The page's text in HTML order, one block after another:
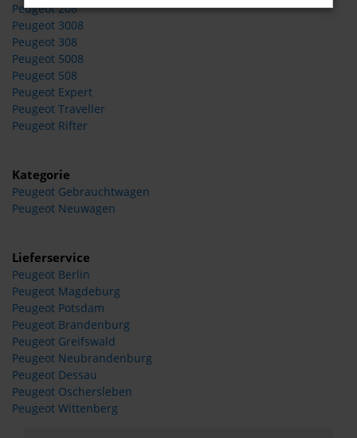
Peugeot 208
Peugeot 3008
Peugeot 308
Peugeot 5008
Peugeot 508
Peugeot Expert
Peugeot Traveller
Peugeot Rifter
Kategorie
Peugeot Gebrauchtwagen
Peugeot Neuwagen
Lieferservice
Peugeot Berlin
Peugeot Magdeburg
Peugeot Potsdam
Peugeot Brandenburg
Peugeot Greifswald
Peugeot Neubrandenburg
Peugeot Dessau
Peugeot Oschersleben
Peugeot Wittenberg